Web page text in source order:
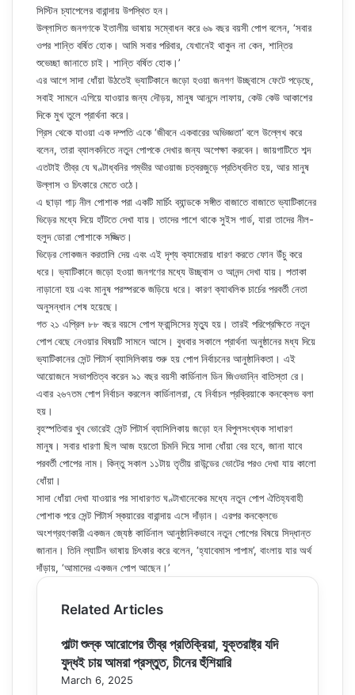
সিস্টিন চ্যাপেলের বারান্দায় উপস্থিত হন।
উল্লাসিত জনগণকে ইতালীয় ভাষায় সম্বোধন করে ৬৯ বছর বয়সী পোপ বলেন, ‘সবার
ওপর শান্তি বর্ষিত হোক। আমি সবার পরিবার, যেখানেই থাকুন না কেন, শান্তির
শুভেচ্ছা জানাতে চাই। শান্তি বর্ষিত হোক।’
এর আগে সাদা ধোঁয়া উঠতেই ভ্যাটিকানে জড়ো হওয়া জনগণ উচ্ছ্বাসে ফেটে পড়েছে,
সবাই সামনে এগিয়ে যাওয়ার জন্য দৌড়য়, মানুষ আনন্দে লাফায়, কেউ কেউ আকাশের
দিকে মুখ তুলে প্রার্থনা করে।
গ্রিস থেকে যাওয়া এক দম্পতি একে ‘জীবনে একবারের অভিজ্ঞতা’ বলে উল্লেখ করে
বলেন, তারা ব্যালকনিতে নতুন পোপকে দেখার জন্য অপেক্ষা করবেন। জায়গাটিতে শব্দ
এতটাই তীব্র যে ঘণ্টাধ্বনির গম্ভীর আওয়াজ চত্বরজুড়ে প্রতিধ্বনিত হয়, আর মানুষ
উল্লাস ও চিৎকারে মেতে ওঠে।
এ ছাড়া গাঢ় নীল পোশাক পরা একটি মার্চিং ব্যান্ডকে সঙ্গীত বাজাতে বাজাতে ভ্যাটিকানের
ভিড়ের মধ্যে দিয়ে হাঁটতে দেখা যায়। তাদের পাশে থাকে সুইস গার্ড, যারা তাদের নীল-
হলুদ ডোরা পোশাকে সজ্জিত।
ভিড়ের লোকজন করতালি দেয় এবং এই দৃশ্য ক্যামেরায় ধারণ করতে ফোন উঁচু করে
ধরে। ভ্যাটিকানে জড়ো হওয়া জনগণের মধ্যে উচ্ছ্বাস ও আনন্দ দেখা যায়। পতাকা
নাড়ানো হয় এবং মানুষ পরস্পরকে জড়িয়ে ধরে। কারণ ক্যাথলিক চার্চের পরবর্তী নেতা
অনুসন্ধান শেষ হয়েছে।
গত ২১ এপ্রিল ৮৮ বছর বয়সে পোপ ফ্রান্সিসের মৃত্যু হয়। তারই পরিপ্রেক্ষিতে নতুন
পোপ বেছে নেওয়ার বিষয়টি সামনে আসে। বুধবার সকালে প্রার্থনা অনুষ্ঠানের মধ্য দিয়ে
ভ্যাটিকানের সেন্ট পিটার্স ব্যাসিলিকায় শুরু হয় পোপ নির্বাচনের আনুষ্ঠানিকতা। এই
আয়োজনে সভাপতিত্ব করেন ৯১ বছর বয়সী কার্ডিনাল ডিন জিওভান্নি বাতিস্তা রে।
এবার ২৬৭তম পোপ নির্বাচন করলেন কার্ডিনালরা, যে নির্বাচন প্রক্রিয়াকে কনক্লেভ বলা
হয়।
বৃহস্পতিবার খুব ভোরেই সেন্ট পিটার্স ব্যাসিলিকায় জড়ো হন বিপুলসংখ্যক সাধারণ
মানুষ। সবার ধারণা ছিল আজ হয়তো চিমনি দিয়ে সাদা ধোঁয়া বের হবে, জানা যাবে
পরবর্তী পোপের নাম। কিন্তু সকাল ১১টায় তৃতীয় রাউন্ডের ভোটের পরও দেখা যায় কালো
ধোঁয়া।
সাদা ধোঁয়া দেখা যাওয়ার পর সাধারণত ঘণ্টাখানেকের মধ্যে নতুন পোপ ঐতিহ্যবাহী
পোশাক পরে সেন্ট পিটার্স স্কয়ারের বারান্দায় এসে দাঁড়ান। এরপর কনক্লেভে
অংশগ্রহণকারী একজন জ্যেষ্ঠ কার্ডিনাল আনুষ্ঠানিকভাবে নতুন পোপের বিষয়ে সিদ্ধান্ত
জানান। তিনি ল্যাটিন ভাষায় চিৎকার করে বলেন, ‘হ্যাবেমাস পাপাম’, বাংলায় যার অর্থ
দাঁড়ায়, ‘আমাদের একজন পোপ আছেন।’
Related Articles
পাল্টা শুল্ক আরোপের তীব্র প্রতিক্রিয়া, যুক্তরাষ্ট্র যদি
যুদ্ধই চায় আমরা প্রস্তুত, চীনের হুঁশিয়ারি
March 6, 2025